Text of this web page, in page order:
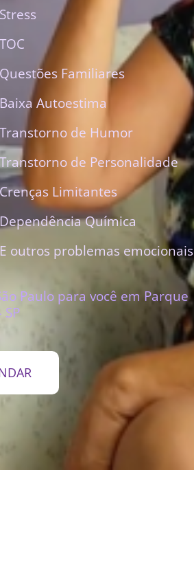
Stress
TOC
Questões Familiares
Baixa Autoestima
Transtorno de Humor
Transtorno de Personalidade
Crenças Limitantes
Dependência Química
E outros problemas emocionais
Paulo para você em Parque